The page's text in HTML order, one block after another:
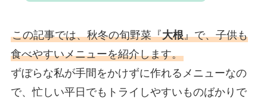
この記事では、秋冬の旬野菜『大根』で、子供も
食べやすいメニューを紹介します。
ずぼらな私が手間をかけずに作れるメニューなの
で、忙しい平日でもトライしやすいものばかりで